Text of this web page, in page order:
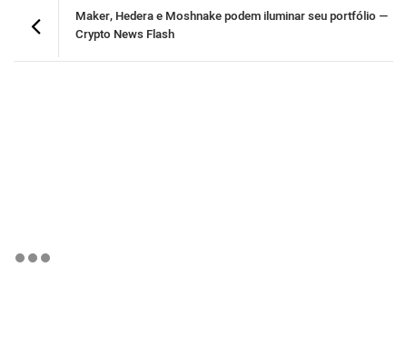
Maker, Hedera e Moshnake podem iluminar seu portfólio —
Crypto News Flash